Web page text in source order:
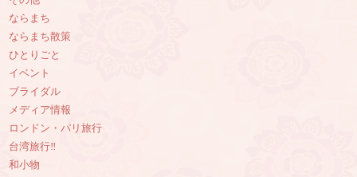
ならまち
ならまち散策
ひとりごと
イベント
ブライダル
メディア情報
ロンドン・パリ旅行
台湾旅行‼︎
和小物